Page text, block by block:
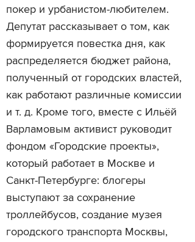
покер и урбанистом-любителем.
Депутат рассказывает о том, как
формируется повестка дня, как
распределяется бюджет района,
полученный от городских властей,
как работают различные комиссии
и т. д. Кроме того, вместе с Ильёй
Варламовым активист руководит
фондом «Городские проекты»,
который работает в Москве и
Санкт-Петербурге: блогеры
выступают за сохранение
троллейбусов, создание музея
городского транспорта Москвы,